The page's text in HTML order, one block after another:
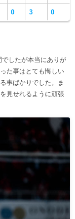
0 3 0
でしたが本当にありが
た事はとても悔しい
事ばかりでした。ま
見せれるように頑張